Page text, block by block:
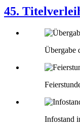
45.
Übergabe
Infostand